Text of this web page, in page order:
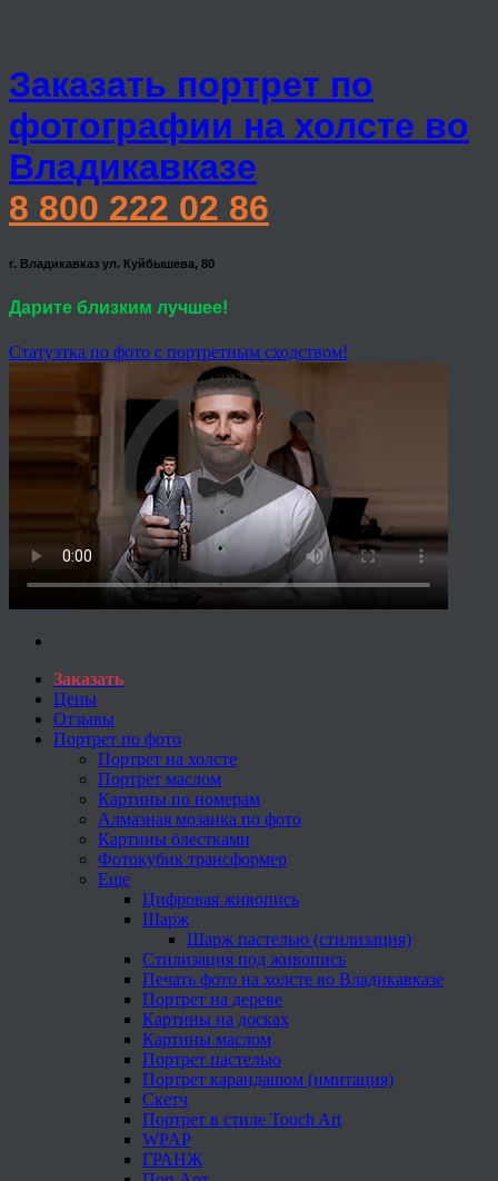
Заказать портрет по
фотографии на холсте во
Владикавказе
8 800 222 02 86
г. Владикавказ ул. Куйбышева, 80
Дарите близким лучшее!
Статуэтка по фото с портретным сходством!
Заказать
Цены
Отзывы
Портрет по фото
Портрет на холсте
Портрет маслом
Картины по номерам
Алмазная мозаика по фото
Картины блестками
Фотокубик трансформер
Еще
Цифровая живопись
Шарж
Шарж пастелью (стилизация)
Стилизация под живопись
Печать фото на холсте во Владикавказе
Портрет на дереве
Картины на досках
Картины маслом
Портрет пастелью
Портрет карандашом (имитация)
Скетч
Портрет в стиле Touch Art
WPAP
ГРАНЖ